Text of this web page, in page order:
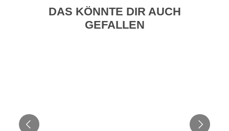
DAS KÖNNTE DIR AUCH
GEFALLEN